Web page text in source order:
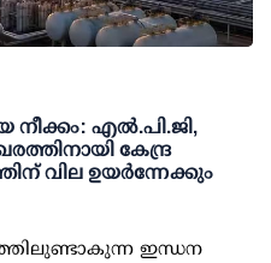
എല്‍.പി.ജി,
കേന്ദ്ര
വില ഉയര്‍ന്നേക്കും
ഇന്ധന